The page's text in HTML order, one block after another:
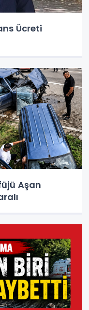
Ücreti
Aşan